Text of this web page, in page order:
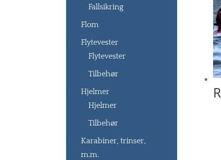
Fallsikring
Flom
Flytevester
Flytevester
Tilbehør
Hjelmer
Hjelmer
Tilbehør
Karabiner, trinser,
m.m.